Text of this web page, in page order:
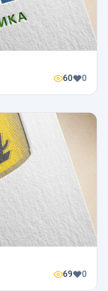
60 0
69 0